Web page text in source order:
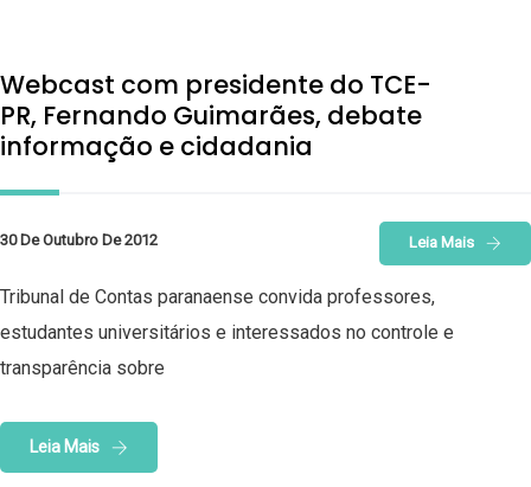
Webcast com presidente do TCE-
PR, Fernando Guimarães, debate
informação e cidadania
30 De Outubro De 2012 Leia Mais
Tribunal de Contas paranaense convida professores,
estudantes universitários e interessados no controle e
transparência sobre
Leia Mais